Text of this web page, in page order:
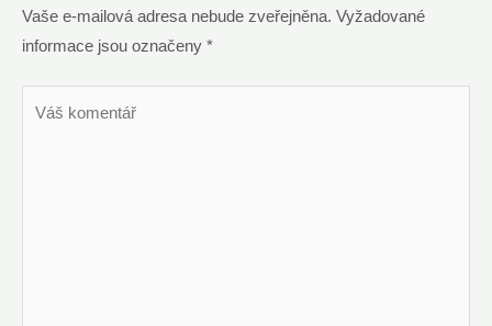
Vaše e-mailová adresa nebude zveřejněna. Vyžadované
informace jsou označeny *